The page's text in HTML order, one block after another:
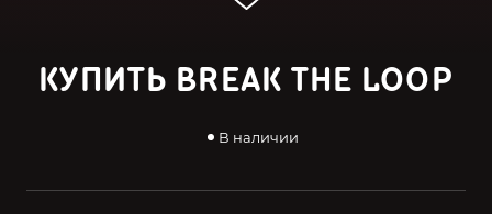
КУПИТЬ BREAK THE LOOP
В наличии